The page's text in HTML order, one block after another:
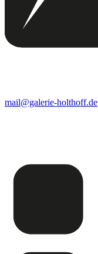
mail@galerie-holthoff.de